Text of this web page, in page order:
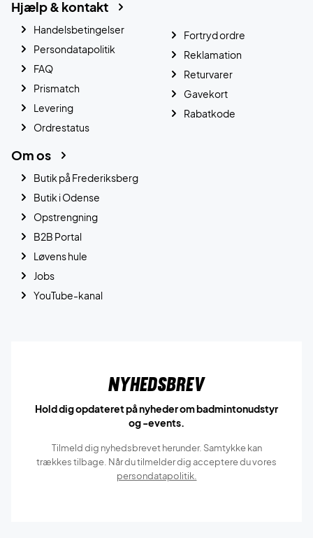
Hjælp & kontakt
Handelsbetingelser
Persondatapolitik
FAQ
Prismatch
Levering
Ordrestatus
Fortryd ordre
Reklamation
Returvarer
Gavekort
Rabatkode
Om os
Butik på Frederiksberg
Butik i Odense
Opstrengning
B2B Portal
Løvens hule
Jobs
YouTube-kanal
Nyhedsbrev
Hold dig opdateret på nyheder om badmintonudstyr
og -events.
Tilmeld dig nyhedsbrevet herunder. Samtykke kan
trækkes tilbage. Når du tilmelder dig acceptere du vores
persondatapolitik.